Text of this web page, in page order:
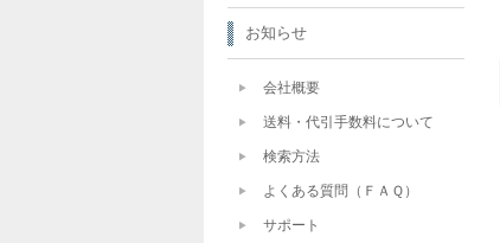
お知らせ
会社概要
送料・代引手数料について
検索方法
よくある質問（ＦＡＱ）
サポート